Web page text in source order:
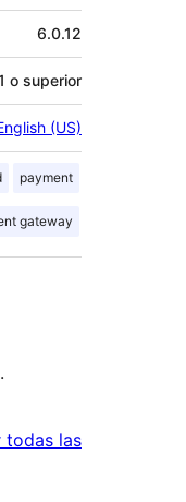
6.0.12
o superior
(US)
payment
gateway
todas lasvaloraciones